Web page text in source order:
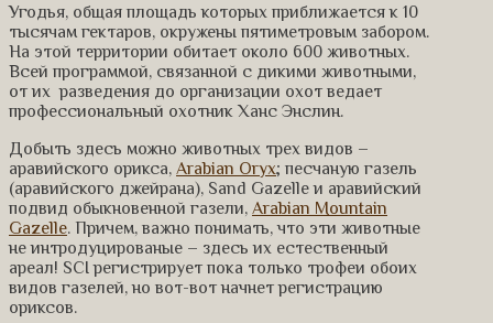
Угодья, общая площадь которых приближается к 10
тысячам гектаров, окружены пятиметровым забором.
На этой территории обитает около 600 животных.
Всей программой, связанной с дикими животными,
от их разведения до организации охот ведает
профессиональный охотник Ханс Энслин.
Добыть здесь можно животных трех видов –
аравийского орикса, Arabian Oryx; песчаную газель
(аравийского джейрана), Sand Gazelle и аравийский
подвид обыкновенной газели, Arabian Mountain
Gazelle. Причем, важно понимать, что эти животные
не интродуцированые – здесь их естественный
ареал! SCI регистрирует пока только трофеи обоих
видов газелей, но вот-вот начнет регистрацию
ориксов.